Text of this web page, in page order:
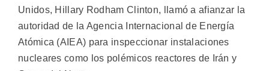
Unidos, Hillary Rodham Clinton, llamó a afianzar la
autoridad de la Agencia Internacional de Energía
Atómica (AIEA) para inspeccionar instalaciones
nucleares como los polémicos reactores de Irán y